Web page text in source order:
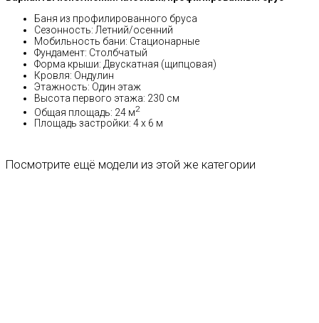
Баня из профилированного бруса
Сезонность: Летний/осенний
Мобильность бани: Стационарные
Фундамент: Столбчатый
Форма крыши: Двускатная (щипцовая)
Кровля: Ондулин
Этажность: Один этаж
Высота первого этажа: 230 см
Общая площадь: 24 м2
Площадь застройки: 4 x 6 м
Посмотрите ещё модели из этой же категории